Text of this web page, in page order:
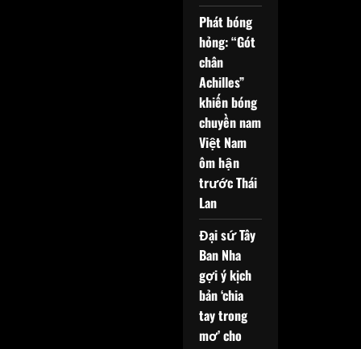
Phát bóng
hỏng: “Gót
chân
Achilles”
khiến bóng
chuyền nam
Việt Nam
ôm hận
trước Thái
Lan
Đại sứ Tây
Ban Nha
gợi ý kịch
bản ‘chia
tay trong
mơ’ cho